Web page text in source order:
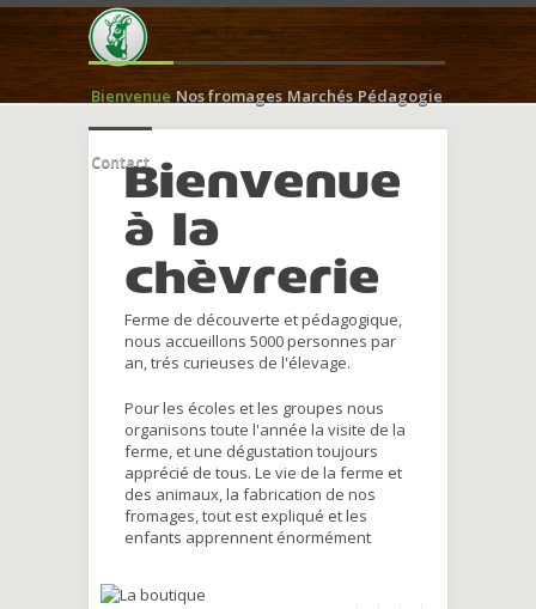
Bienvenue Nos fromages Marchés Pédagogie
ContactBienvenue
à la
chèvrerie
Ferme de découverte et pédagogique,
nous accueillons 5000 personnes par
an, trés curieuses de l'élevage.
Pour les écoles et les groupes nous
organisons toute l'année la visite de la
ferme, et une dégustation toujours
apprécié de tous. Le vie de la ferme et
des animaux, la fabrication de nos
fromages, tout est expliqué et les
enfants apprennent énormément